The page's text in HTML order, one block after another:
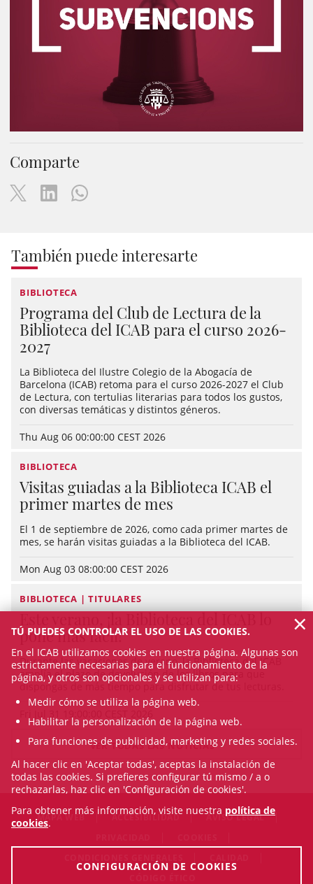
Comparte
También puede interesarte
BIBLIOTECA
Programa del Club de Lectura de la
Biblioteca del ICAB para el curso 2026-
2027
La Biblioteca del Ilustre Colegio de la Abogacía de
Barcelona (ICAB) retoma para el curso 2026-2027 el Club
de Lectura, con tertulias literarias para todos los gustos,
con diversas temáticas y distintos géneros.
Thu Aug 06 00:00:00 CEST 2026
BIBLIOTECA
Visitas guiadas a la Biblioteca ICAB el
primer martes de mes
El 1 de septiembre de 2026, como cada primer martes de
mes, se harán visitas guiadas a la Biblioteca del ICAB.
Mon Aug 03 08:00:00 CEST 2026
BIBLIOTECA | TITULARES
pone más fácil!
Durante las vacaciones de verano, la Biblioteca del ICAB
amplía el plazo de devolución de los libros para que
dispongas de más tiempo para disfrutar de tus lecturas.
VER TODAS LAS NOTICIAS
MAPA WEB ACCESIBILIDAD
AVISO LEGAL
TÚ PUEDES CONTROLAR EL USO DE LAS COOKIES.
En el ICAB utilizamos cookies en nuestra página. Algunas son
estrictamente necesarias para el funcionamiento de la
página, y otros son opcionales y se utilizan para:
Medir cómo se utiliza la página web.
Habilitar la personalización de la página web.
Para funciones de publicidad, marketing y redes sociales.
Al hacer clic en 'Aceptar todas', aceptas la instalación de
todas las cookies. Si prefieres configurar tú mismo / a o
rechazarlas, haz clic en 'Configuración de cookies'.
Para obtener más información, visite nuestra política de
cookies.
CONFIGURACIÓN DE COOKIES
×